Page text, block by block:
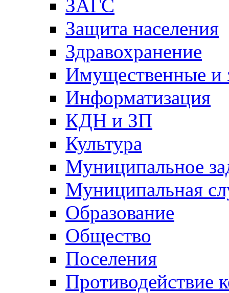
ЗАГС
Защита населения
Здравохранение
Имущественные и
Информатизация
КДН и ЗП
Культура
Муниципальное
Муниципальная
Образование
Общество
Поселения
Противодействие